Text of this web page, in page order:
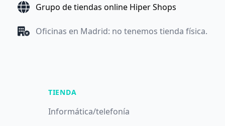
Grupo de tiendas online Hiper Shops
Oficinas en Madrid: no tenemos tienda física.
TIENDA
Informática/telefonía